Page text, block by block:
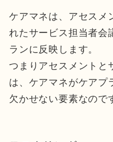
ケアマネは、アセスメ
れたサービス担当者会
ランに反映します。
つまりアセスメントと
は、ケアマネがケアプ
欠かせない要素なので